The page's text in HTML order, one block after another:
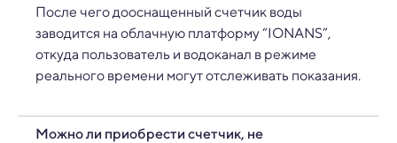
После чего дооснащенный счетчик воды
заводится на облачную платформу “IONANS”,
откуда пользователь и водоканал в режиме
реального времени могут отслеживать показания.
Можно ли приобрести счетчик, не